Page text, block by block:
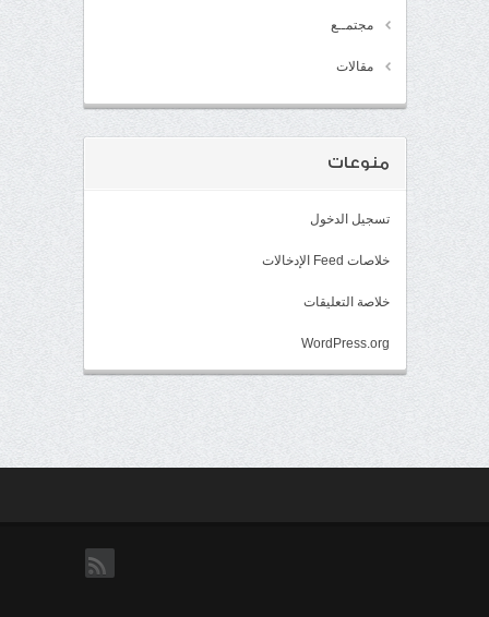
مجتمــع
مقالات
منوعات
تسجيل الدخول
خلاصات Feed الإدخالات
خلاصة التعليقات
WordPress.org